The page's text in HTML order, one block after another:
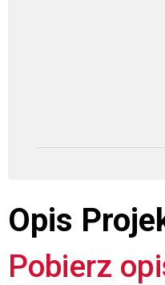
Opis
Pobierz